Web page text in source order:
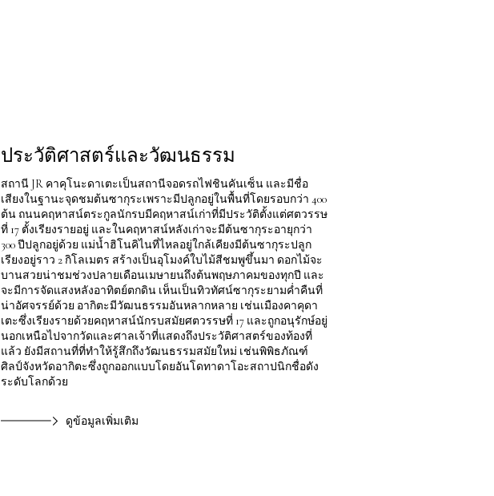
ประวัติศาสตร์และวัฒนธรรม
สถานี JR คาคุโนะดาเตะเป็นสถานีจอดรถไฟชินคันเซ็น และมีชื่อ
เสียงในฐานะจุดชมต้นซากุระเพราะมีปลูกอยู่ในพื้นที่โดยรอบกว่า 400
ต้น ถนนคฤหาสน์ตระกูลนักรบมีคฤหาสน์เก่าที่มีประวัติตั้งแต่ศตวรรษ
ที่ 17 ตั้งเรียงรายอยู่ และในคฤหาสน์หลังเก่าจะมีต้นซากุระอายุกว่า
300 ปีปลูกอยู่ด้วย แม่น้ำฮิโนคิไนที่ไหลอยู่ใกล้เคียงมีต้นซากุระปลูก
เรียงอยู่ราว 2 กิโลเมตร สร้างเป็นอุโมงค์ใบไม้สีชมพูขึ้นมา ดอกไม้จะ
บานสวยน่าชมช่วงปลายเดือนเมษายนถึงต้นพฤษภาคมของทุกปี และ
จะมีการจัดแสงหลังอาทิตย์ตกดิน เห็นเป็นทิวทัศน์ซากุระยามค่ำคืนที่
น่าอัศจรรย์ด้วย อากิตะมีวัฒนธรรมอันหลากหลาย เช่นเมืองคาคุดา
เตะซึ่งเรียงรายด้วยคฤหาสน์นักรบสมัยศตวรรษที่ 17 และถูกอนุรักษ์อยู่
นอกเหนือไปจากวัดและศาลเจ้าที่แสดงถึงประวัติศาสตร์ของท้องที่
แล้ว ยังมีสถานที่ที่ทำให้รู้สึกถึงวัฒนธรรมสมัยใหม่ เช่นพิพิธภัณฑ์
ศิลป์จังหวัดอากิตะซึ่งถูกออกแบบโดยอันโดทาดาโอะสถาปนิกชื่อดัง
ระดับโลกด้วย
ดูข้อมูลเพิ่มเติม